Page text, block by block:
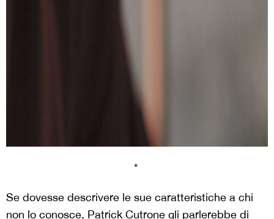
*
Se dovesse descrivere le sue caratteristiche a chi
non lo conosce, Patrick Cutrone gli parlerebbe di